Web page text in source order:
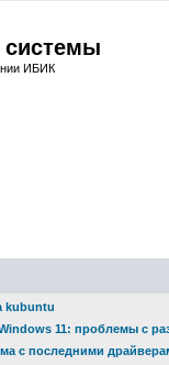
ИБИК
kubuntu
11: проблемы с
с последними